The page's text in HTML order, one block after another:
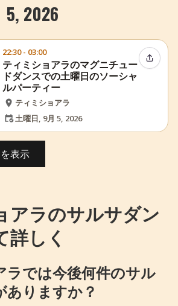
2026
22:30 - 03:00
ティミショアラのマグニチュー
ドダンスでの土曜日のソーシャ
ルパーティー
ティミショアラ
土曜日, 9月 5, 2026
イベン
表示
アラのサルサダン
詳しく
ラでは今後何件のサル
りますか？